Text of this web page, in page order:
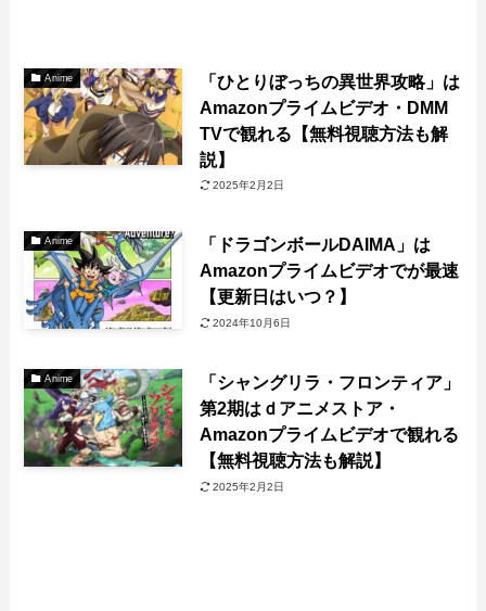
Anime
「ひとりぼっちの異世界攻略」は
Amazonプライムビデオ・DMM
TVで観れる【無料視聴方法も解
説】
2025年2月2日
Anime
「ドラゴンボールDAIMA」は
Amazonプライムビデオでが最速
【更新日はいつ？】
2024年10月6日
Anime
「シャングリラ・フロンティア」
第2期はｄアニメストア・
Amazonプライムビデオで観れる
【無料視聴方法も解説】
2025年2月2日